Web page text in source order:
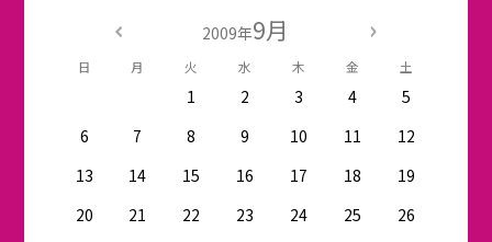
2009年9月
日 月 火 水 木 金 土
1 2 3 4
5
6
7 8 9 10 11
12
13
14 15 16 17 18
19
20
21 22 23 24 25
26